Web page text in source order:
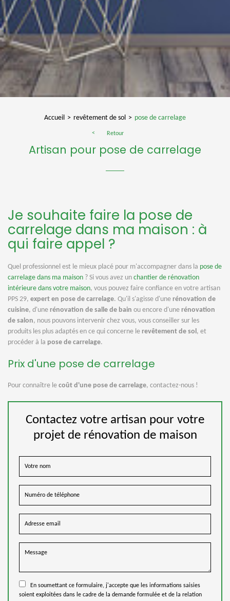
Accueil revêtement de sol pose de carrelage
Retour
Artisan pour pose de carrelage
Je souhaite faire la pose de
carrelage dans ma maison : à
qui faire appel ?
Quel professionnel est le mieux placé pour m'accompagner dans la pose de
carrelage dans ma maison ? Si vous avez un chantier de rénovation
intérieure dans votre maison, vous pouvez faire confiance en votre artisan
PPS 29, expert en pose de carrelage. Qu'il s'agisse d'une rénovation de
cuisine, d'une rénovation de salle de bain ou encore d'une rénovation
de salon, nous pouvons intervenir chez vous, vous conseiller sur les
produits les plus adaptés en ce qui concerne le revêtement de sol , et
procéder à la pose de carrelage.
Prix d'une pose de carrelage
Pour connaître le coût d'une pose de carrelage, contactez-nous !
Contactez votre artisan pour votre
projet de rénovation de maison
En soumettant ce formulaire, j'accepte que les informations saisies
soient exploitées dans le cadre de la demande formulée et de la relation